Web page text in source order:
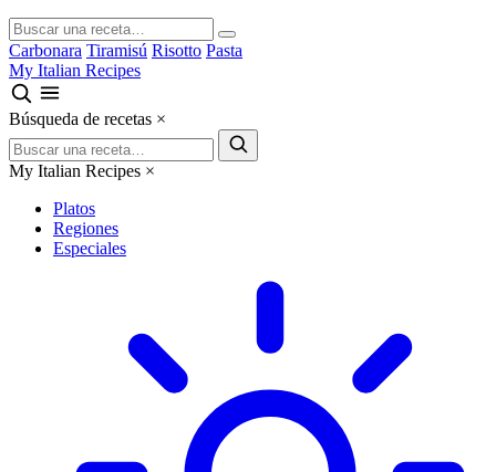
Carbonara Tiramisú Risotto Pasta
My Italian Recipes
Búsqueda de recetas ×
My Italian Recipes ×
Platos
Regiones
Especiales